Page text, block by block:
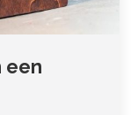
een